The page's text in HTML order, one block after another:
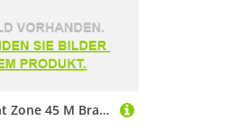
Black Cat Front Zone 45 M Braided Line Durchsichtig 1.200 mm